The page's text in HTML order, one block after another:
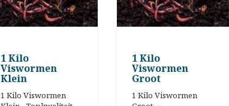
1 Kilo
Viswormen
Klein
1 Kilo Viswormen
1 Kilo
Viswormen
Groot
1 Kilo Viswormen